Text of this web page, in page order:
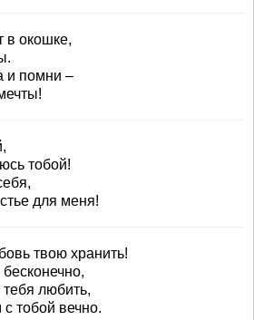
в окошке,
и помни –
тобой!
для меня!
твою хранить!
любить,
тобой вечно.